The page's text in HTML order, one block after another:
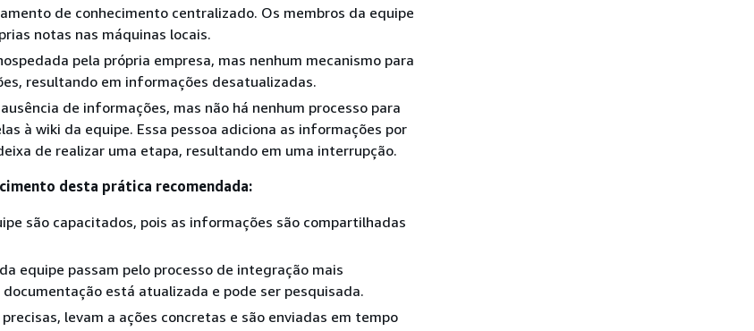
de conhecimento centralizado. Os membros da equipe
notas nas máquinas locais.
pela própria empresa, mas nenhum mecanismo para
resultando em informações desatualizadas.
de informações, mas não há nenhum processo para
à wiki da equipe. Essa pessoa adiciona as informações por
de realizar uma etapa, resultando em uma interrupção.
desta prática recomendada:
são capacitados, pois as informações são compartilhadas
equipe passam pelo processo de integração mais
está atualizada e pode ser pesquisada.
levam a ações concretas e são enviadas em tempo